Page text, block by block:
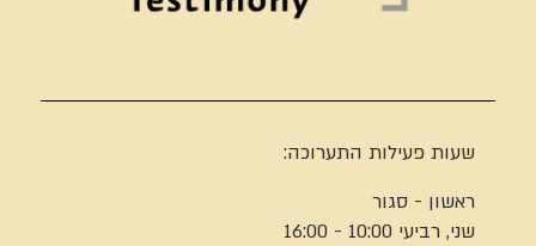
שעות פעילות התערוכה:
ראשון - סגור
שני, רביעי 10:00 - 16:00